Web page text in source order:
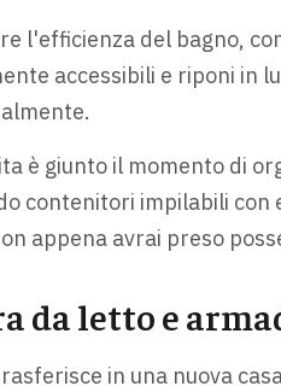
l'efficienza del bagno,
accessibili e riponi in
è giunto il momento di
contenitori impilabili
appena avrai preso
da letto e
in una nuova